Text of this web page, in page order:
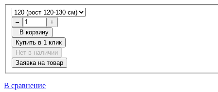
–
+
В корзину
Купить в 1 клик
Нет в наличии
Заявка на товар
В сравнение